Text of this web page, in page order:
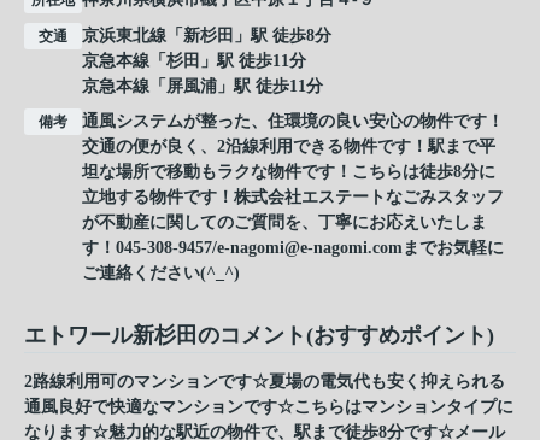
交通 京浜東北線 「 新杉田 」駅 徒歩8分
京急本線 「 杉田 」駅 徒歩11分
京急本線 「 屏風浦 」駅 徒歩11分
備考
通風システムが整った、住環境の良い安心の物件です！
交通の便が良く、2沿線利用できる物件です！駅まで平
坦な場所で移動もラクな物件です！こちらは徒歩8分に
立地する物件です！株式会社エステートなごみスタッフ
が不動産に関してのご質問を、丁寧にお応えいたしま
す！045-308-9457/e-nagomi@e-nagomi.comまでお気軽に
ご連絡ください(^_^)
エトワール新杉田のコメント(おすすめポイント)
2路線利用可のマンションです☆夏場の電気代も安く抑えられる
通風良好で快適なマンションです☆こちらはマンションタイプに
なります☆魅力的な駅近の物件で、駅まで徒歩8分です☆メール